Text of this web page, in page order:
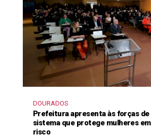
DOURADOS
Prefeitura apresenta às forças de
sistema que protege mulheres
risco